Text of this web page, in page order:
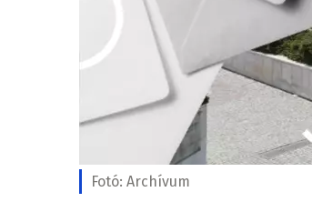
Fotó: Archívum